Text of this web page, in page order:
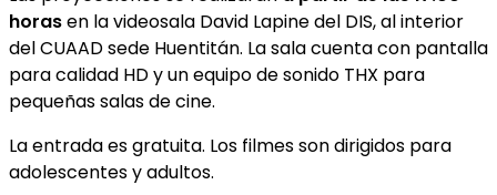
horasen la videosala David Lapine del DIS, al interior
del CUAAD sede Huentitán. La sala cuenta con pantalla
para calidad HD y un equipo de sonido THX para
pequeñas salas de cine.
La entrada es gratuita. Los filmes son dirigidos para
adolescentes y adultos.